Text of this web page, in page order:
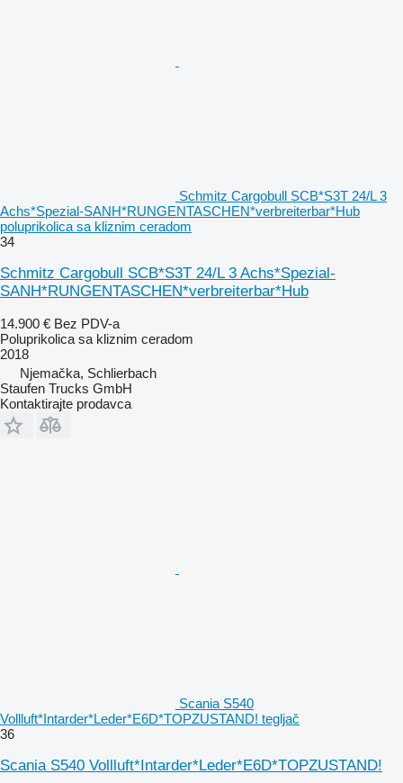
Schmitz Cargobull SCB*S3T 24/L 3
Achs*Spezial-SANH*RUNGENTASCHEN*verbreiterbar*Hub
poluprikolica sa kliznim ceradom
34
Schmitz Cargobull SCB*S3T 24/L 3 Achs*Spezial-
SANH*RUNGENTASCHEN*verbreiterbar*Hub
14.900 € Bez PDV-a
Poluprikolica sa kliznim ceradom
2018
Njemačka, Schlierbach
Staufen Trucks GmbH
Kontaktirajte prodavca
Scania S540
Vollluft*Intarder*Leder*E6D*TOPZUSTAND! tegljač
36
Scania S540 Vollluft*Intarder*Leder*E6D*TOPZUSTAND!